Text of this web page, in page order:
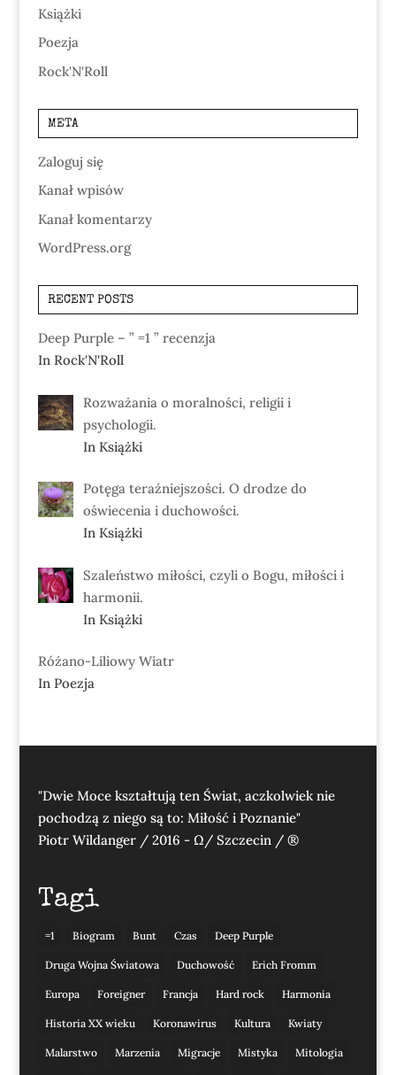
Książki
Poezja
Rock'N'Roll
META
Zaloguj się
Kanał wpisów
Kanał komentarzy
WordPress.org
RECENT POSTS
Deep Purple – ” =1 ” recenzja
In Rock'N'Roll
Rozważania o moralności, religii i
psychologii.
In Książki
Potęga teraźniejszości. O drodze do
oświecenia i duchowości.
In Książki
Szaleństwo miłości, czyli o Bogu, miłości i
harmonii.
In Książki
Różano-Liliowy Wiatr
In Poezja
"Dwie Moce kształtują ten Świat, aczkolwiek nie
pochodzą z niego są to: Miłość i Poznanie"
Piotr Wildanger / 2016 - Ω/ Szczecin / ®
Tagi
=1 Biogram Bunt Czas Deep Purple
Druga Wojna Światowa Duchowość Erich Fromm
Europa Foreigner Francja Hard rock Harmonia
Historia XX wieku Koronawirus Kultura Kwiaty
Malarstwo Marzenia Migracje Mistyka Mitologia